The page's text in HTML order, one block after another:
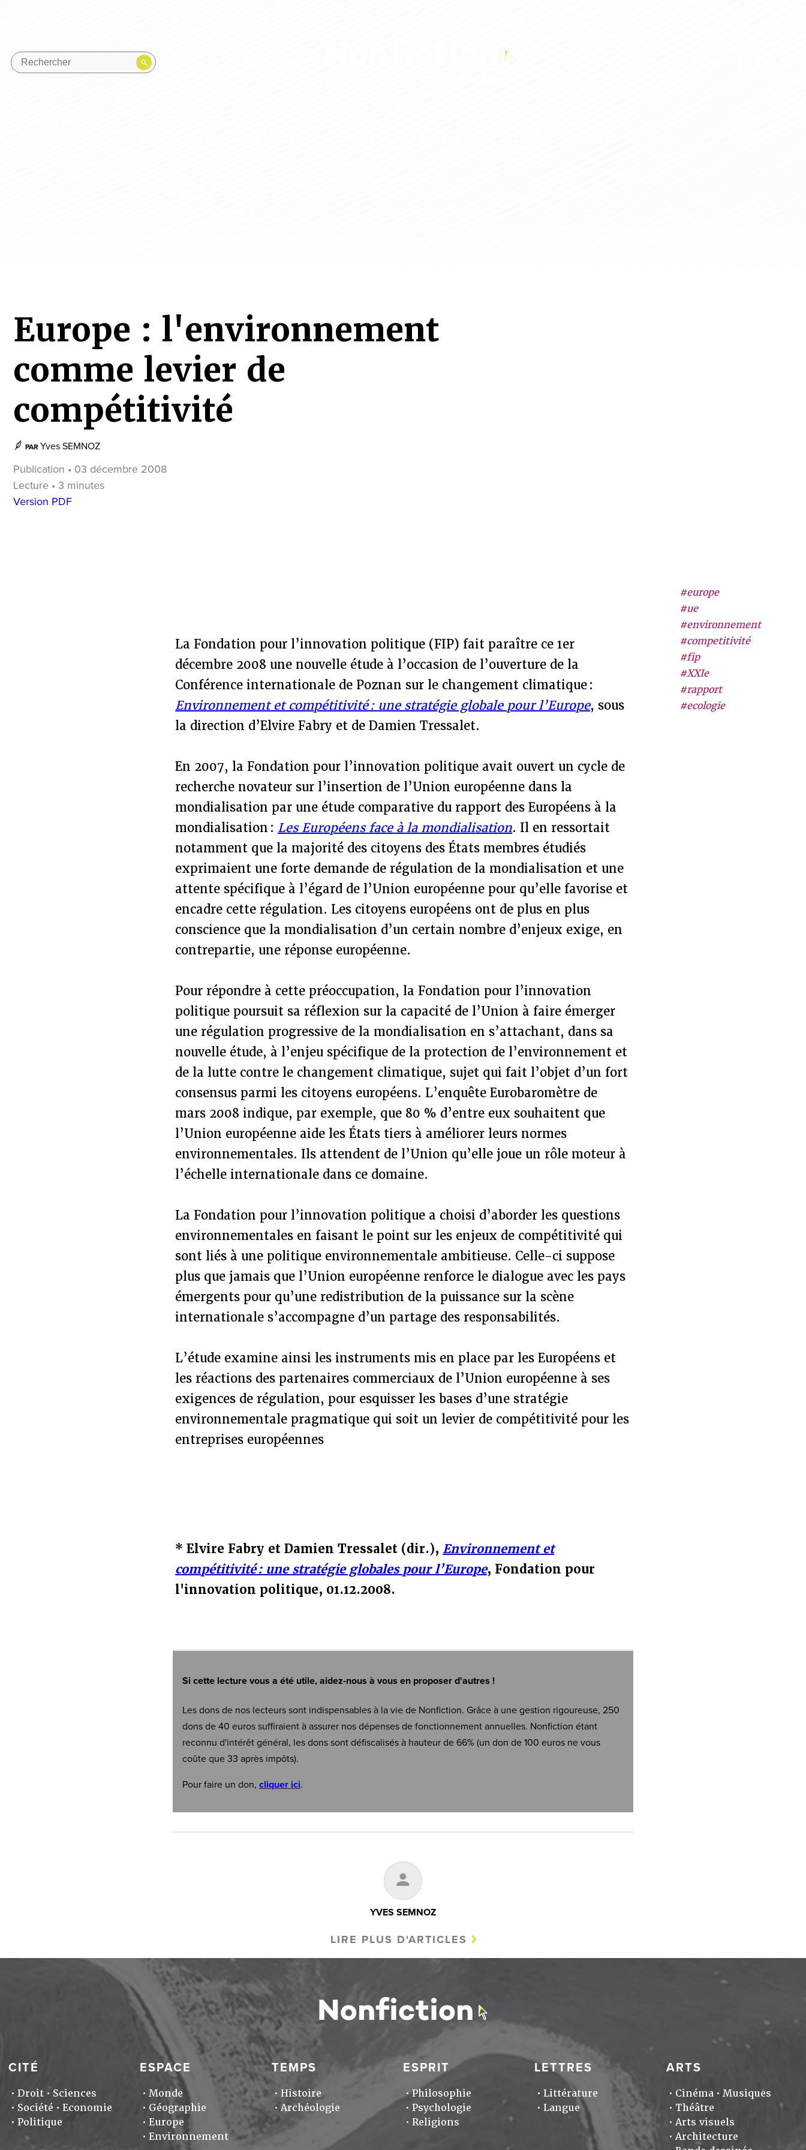
Europe : l'environnement
comme levier de
compétitivité
PAR Yves SEMNOZ
Publication • 03 décembre 2008
Lecture • 3 minutes
Version PDF
#europe
#ue
#environnement
#competitivité
#fip
#XXIe
#rapport
#ecologie
La Fondation pour l’innovation politique (FIP) fait paraître ce 1er
décembre 2008 une nouvelle étude à l’occasion de l’ouverture de la
Conférence internationale de Poznan sur le changement climatique :
Environnement et compétitivité : une stratégie globale pour l’Europe, sous
la direction d’Elvire Fabry et de Damien Tressalet.
En 2007, la Fondation pour l’innovation politique avait ouvert un cycle de
recherche novateur sur l’insertion de l’Union européenne dans la
mondialisation par une étude comparative du rapport des Européens à la
mondialisation : Les Européens face à la mondialisation. Il en ressortait
notamment que la majorité des citoyens des États membres étudiés
exprimaient une forte demande de régulation de la mondialisation et une
attente spécifique à l’égard de l’Union européenne pour qu’elle favorise et
encadre cette régulation. Les citoyens européens ont de plus en plus
conscience que la mondialisation d’un certain nombre d’enjeux exige, en
contrepartie, une réponse européenne.
Pour répondre à cette préoccupation, la Fondation pour l’innovation
politique poursuit sa réflexion sur la capacité de l’Union à faire émerger
une régulation progressive de la mondialisation en s’attachant, dans sa
nouvelle étude, à l’enjeu spécifique de la protection de l’environnement et
de la lutte contre le changement climatique, sujet qui fait l’objet d’un fort
consensus parmi les citoyens européens. L’enquête Eurobaromètre de
mars 2008 indique, par exemple, que 80 % d’entre eux souhaitent que
l’Union européenne aide les États tiers à améliorer leurs normes
environnementales. Ils attendent de l’Union qu’elle joue un rôle moteur à
l’échelle internationale dans ce domaine.
La Fondation pour l’innovation politique a choisi d’aborder les questions
environnementales en faisant le point sur les enjeux de compétitivité qui
sont liés à une politique environnementale ambitieuse. Celle-ci suppose
plus que jamais que l’Union européenne renforce le dialogue avec les pays
émergents pour qu’une redistribution de la puissance sur la scène
internationale s’accompagne d’un partage des responsabilités.
L’étude examine ainsi les instruments mis en place par les Européens et
les réactions des partenaires commerciaux de l’Union européenne à ses
exigences de régulation, pour esquisser les bases d’une stratégie
environnementale pragmatique qui soit un levier de compétitivité pour les
entreprises européennes
* Elvire Fabry et Damien Tressalet (dir.), Environnement et
compétitivité : une stratégie globales pour l’Europe, Fondation pour
l'innovation politique, 01.12.2008.
Si cette lecture vous a été utile, aidez-nous à vous en proposer d'autres !
Les dons de nos lecteurs sont indispensables à la vie de Nonfiction. Grâce à une gestion rigoureuse, 250
dons de 40 euros suffiraient à assurer nos dépenses de fonctionnement annuelles. Nonfiction étant
reconnu d'intérêt général, les dons sont défiscalisés à hauteur de 66% (un don de 100 euros ne vous
coûte que 33 après impôts).
Pour faire un don, cliquer ici.
YVES SEMNOZ
LIRE PLUS D'ARTICLES
CITÉ
Droit
Sciences
Société
Economie
Politique
ESPACE
Monde
Géographie
Europe
Environnement
TEMPS
Histoire
Archéologie
ESPRIT
Philosophie
Psychologie
Religions
LETTRES
Littérature
Langue
ARTS
Cinéma
Musiques
Théâtre
Arts visuels
Architecture